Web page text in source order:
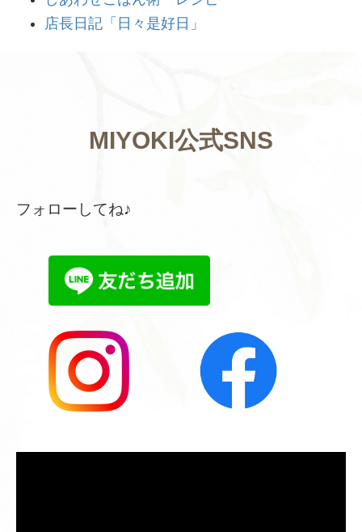
店長日記「日々是好日」
MIYOKI公式SNS
フォローしてね♪